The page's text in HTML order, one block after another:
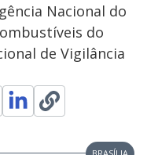
Nacional do
do
de Vigilância